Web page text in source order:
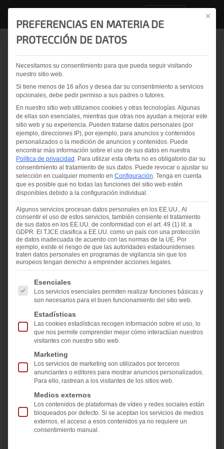
Volver a la vista general
Juntos, pasión por el
vidrio: LiteSentry-
Softsolution-
Strainoptics brilla en
glasstec 2024
2024.11.05
Eveline Kolleth
Compartir y me gusta en
Este
PREFERENCIAS EN MATERIA DE
PROTECCIÓN DE DATOS
Necesitamos su consentimiento para que pueda seguir visitando
nuestro sitio web.
Si tiene menos de 16 años y desea dar su consentimiento a servicios
opcionales, debe pedir permiso a sus padres o tutores.
En nuestro sitio web utilizamos cookies y otras tecnologías. Algunas
de ellas son esenciales, mientras que otras nos ayudan a mejorar este
sitio web y su experiencia. Pueden tratarse datos personales (por
ejemplo, direcciones IP), por ejemplo, para anuncios y contenidos
personalizados o la medición de anuncios y contenidos. Puede
encontrar más información sobre el uso de sus datos en nuestra
Política de privacidad . Para utilizar esta oferta no es obligatorio dar su
consentimiento al tratamiento de sus datos. Puede revocar o ajustar su
selección en cualquier momento en Configuración. Tenga en cuenta
que es posible que no todas las funciones del sitio web estén
disponibles debido a la configuración individual.
Algunos servicios procesan datos personales en los EE.UU.. Al
consentir el uso de estos servicios, también consiente el tratamiento
de sus datos en los EE.UU. de conformidad con el art. 49 (1) lit. a
GDPR. El TJCE clasifica a EE.UU. como un país con una protección
de datos inadecuada de acuerdo con las normas de la UE. Por
ejemplo, existe el riesgo de que las autoridades estadounidenses
traten datos personales en programas de vigilancia sin que los
europeos tengan derecho a emprender acciones legales.
A continuación se enumeran los grupos de servicios
Esenciales
Los servicios esenciales permiten realizar funciones básicas y
son necesarios para el buen funcionamiento del sitio web.
Estadísticas
Las cookies estadísticas recogen información sobre el uso, lo
que nos permite comprender mejor cómo interactúan nuestros
visitantes con nuestro sitio web.
Marketing
Los servicios de marketing son utilizados por terceros
anunciantes o editores para mostrar anuncios personalizados.
Para ello, rastrean a los visitantes de los sitios web.
Medios externos
Los contenidos de plataformas de vídeo y redes sociales están
bloqueados por defecto. Si se aceptan los servicios de medios
externos, el acceso a esos contenidos ya no requiere un
consentimiento manual.